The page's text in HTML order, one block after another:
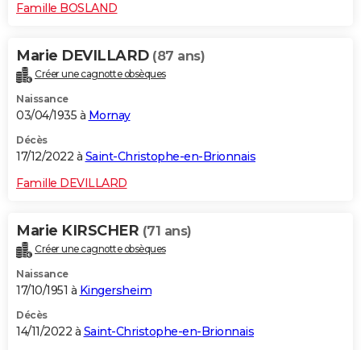
Famille BOSLAND
Marie DEVILLARD (87 ans)
Créer une cagnotte obsèques
Naissance
03/04/1935 à Mornay
Décès
17/12/2022 à Saint-Christophe-en-Brionnais
Famille DEVILLARD
Marie KIRSCHER (71 ans)
Créer une cagnotte obsèques
Naissance
17/10/1951 à Kingersheim
Décès
14/11/2022 à Saint-Christophe-en-Brionnais